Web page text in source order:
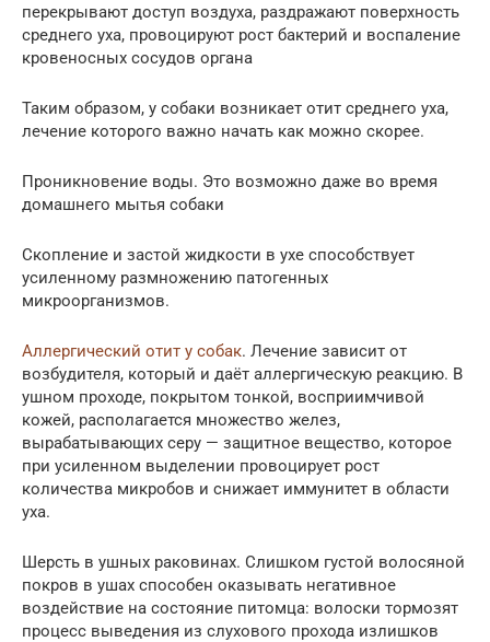
перекрывают доступ воздуха, раздражают поверхность
среднего уха, провоцируют рост бактерий и воспаление
кровеносных сосудов органа
Таким образом, у собаки возникает отит среднего уха,
лечение которого важно начать как можно скорее.
Проникновение воды. Это возможно даже во время
домашнего мытья собаки
Скопление и застой жидкости в ухе способствует
усиленному размножению патогенных
микроорганизмов.
Аллергический отит у собак. Лечение зависит от
возбудителя, который и даёт аллергическую реакцию. В
ушном проходе, покрытом тонкой, восприимчивой
кожей, располагается множество желез,
вырабатывающих серу — защитное вещество, которое
при усиленном выделении провоцирует рост
количества микробов и снижает иммунитет в области
уха.
Шерсть в ушных раковинах. Слишком густой волосяной
покров в ушах способен оказывать негативное
воздействие на состояние питомца: волоски тормозят
процесс выведения из слухового прохода излишков